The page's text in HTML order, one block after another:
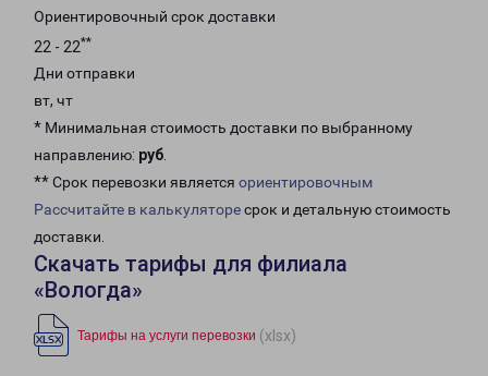
Ориентировочный срок доставки
22 - 22**
Дни отправки
вт, чт
* Минимальная стоимость доставки по выбранному
направлению: руб.
** Срок перевозки является ориентировочным
Рассчитайте в калькуляторесрок и детальную стоимость
доставки.
Скачать тарифы для филиала
«Вологда»
Тарифы на услуги перевозки (xlsx)